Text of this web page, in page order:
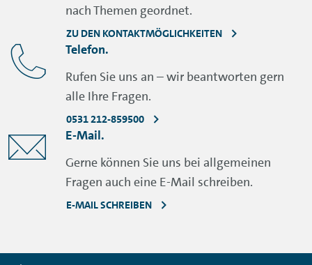
nach Themen geordnet.
ZU DEN KONTAKTMÖGLICHKEITEN
Telefon.
Rufen Sie uns an – wir beantworten gern
alle Ihre Fragen.
0531 212-859500
E-Mail.
Gerne können Sie uns bei allgemeinen
Fragen auch eine E-Mail schreiben.
E-MAIL SCHREIBEN